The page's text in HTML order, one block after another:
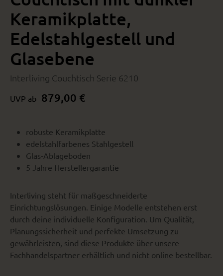
Keramikplatte,
Edelstahlgestell und
Glasebene
Interliving Couchtisch Serie 6210
UVP ab 879,00 €
robuste Keramikplatte
edelstahlfarbenes Stahlgestell
Glas-Ablageboden
5 Jahre Herstellergarantie
Interliving steht für maßgeschneiderte
Einrichtungslösungen. Einige Modelle entstehen erst
durch deine individuelle Konfiguration. Um Qualität,
Planungssicherheit und perfekte Umsetzung zu
gewährleisten, sind diese Produkte über unsere
Fachhandelspartner erhältlich und nicht online bestellbar.